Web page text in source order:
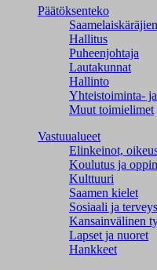
Päätöksenteko
Hallitus
Puheenjohtaja
Lautakunnat
Hallinto
Yhteistoiminta-
Muut toimielimet
Vastuualueet
Elinkeinot,
Koulutus ja
Kulttuuri
Saamen kielet
Sosiaali ja terveys
Kansainvälinen
Lapset ja nuoret
Hankkeet